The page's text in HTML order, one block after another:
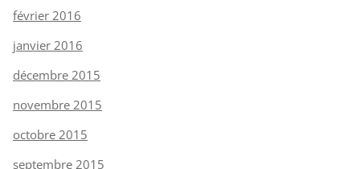
février 2016
janvier 2016
décembre 2015
novembre 2015
octobre 2015
septembre 2015